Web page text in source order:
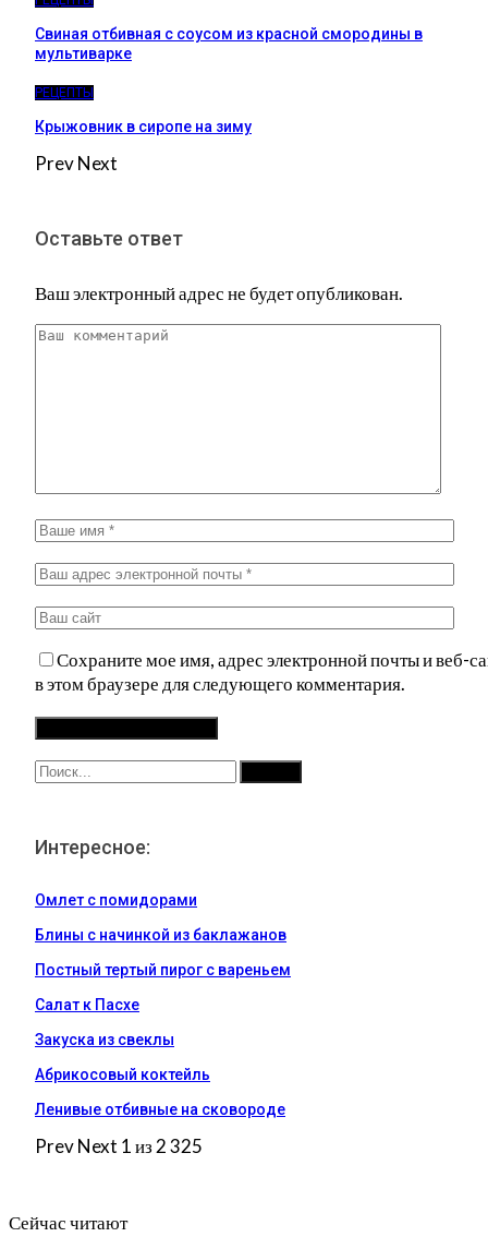
Свиная отбивная с соусом из красной смородины в
мультиварке
РЕЦЕПТЫ
Крыжовник в сиропе на зиму
PrevNext
Оставьте ответ
Ваш электронный адрес не будет опубликован.
Сохраните мое имя, адрес электронной почты и веб-
в этом браузере для следующего комментария.
Интересное:
Омлет с помидорами
Блины с начинкой из баклажанов
Постный тертый пирог с вареньем
Салат к Пасхе
Закуска из свеклы
Абрикосовый коктейль
Ленивые отбивные на сковороде
PrevNext 1 из 2 325
Сейчас читают